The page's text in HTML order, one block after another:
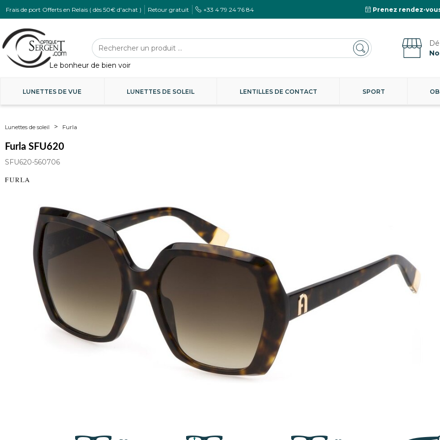
Frais de port Offerts en Relais ( dès 50€ d'achat ) Retour gratuit +33 4 79 24 76 84 Prenez rendez-
LUNETTES DE VUE LUNETTES DE SOLEIL LENTILLES DE CONTACT SPORT
Lunettes de soleil Furla
Furla SFU620
SFU620-560706